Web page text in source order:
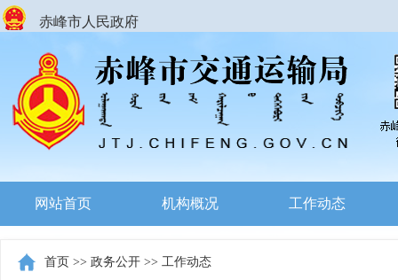
赤峰市人民政府
网站首页 机构概况 工作动态
首页 >> 政务公开 >> 工作动态